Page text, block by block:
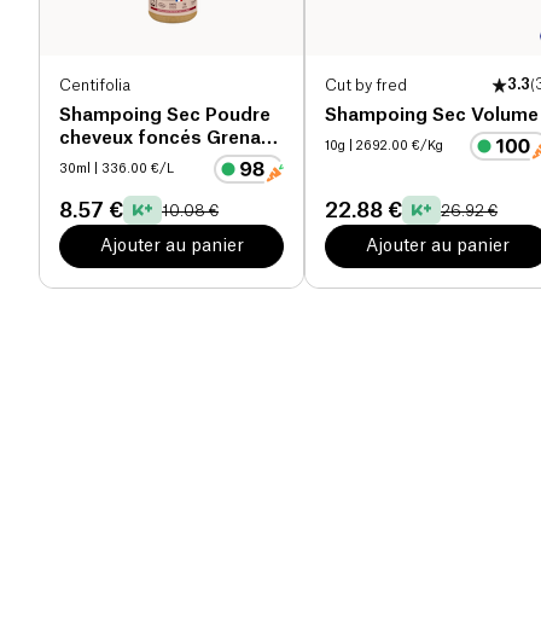
Centifolia
Shampoing Sec Poudre
cheveux foncés Grenade
bio
30ml | 336.00 €/L
8.57 € 10.08 €
Ajouter au panier
Cut by fred 3.3(
Shampoing Sec Volume
10g | 2692.00 €/Kg
22.88 € 26.92 €
Ajouter au panier